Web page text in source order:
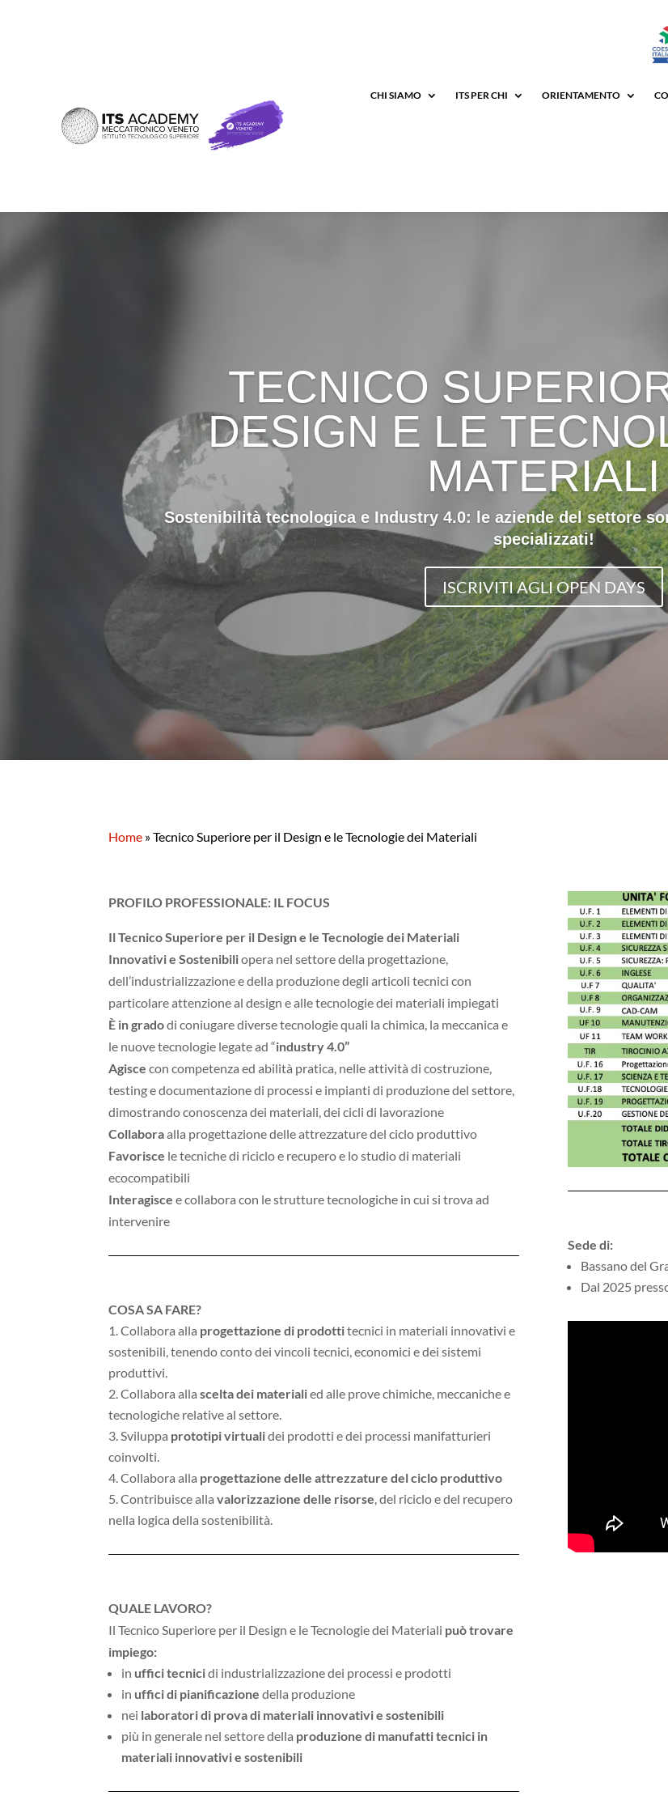
CHI SIAMO ITS PER CHI ORIENTAMENTO
TECNICO
DESIGN E LE
MATERIALI
Sostenibilità tecnologica e Industry 4.0: le aziende del settore
specializzati!
ISCRIVITI AGLI OPEN DAYS
Home »Tecnico Superiore per il Design e le Tecnologie dei Materiali
PROFILO PROFESSIONALE: IL FOCUS
Il Tecnico Superiore per il Design e le Tecnologie dei Materiali
Innovativi e Sostenibiliopera nel settore della progettazione,
dell’industrializzazione e della produzione degli articoli tecnici con
particolare attenzione al design e alle tecnologie dei materiali impiegati
È in gradodi coniugare diverse tecnologie quali la chimica, la meccanica e
le nuove tecnologie legate ad “industry 4.0”
Agisce con competenza ed abilità pratica, nelle attività di costruzione,
testing e documentazione di processi e impianti di produzione del settore,
dimostrando conoscenza dei materiali, dei cicli di lavorazione
Collaboraalla progettazione delle attrezzature del ciclo produttivo
Favorisce le tecniche di riciclo e recupero e lo studio di materiali
ecocompatibili
Interagisce e collabora con le strutture tecnologiche in cui si trova ad
intervenire
COSA SA FARE?
Collabora alla progettazione di prodottitecnici in materiali innovativi e
sostenibili, tenendo conto dei vincoli tecnici, economici e dei sistemi
produttivi.
Collabora alla scelta dei materialied alle prove chimiche, meccaniche e
tecnologiche relative al settore.
Sviluppa prototipi virtualidei prodotti e dei processi manifatturieri
coinvolti.
Collabora alla progettazione delle attrezzature delciclo produttivo
Contribuisce allavalorizzazione delle risorse , del riciclo e del recupero
nella logica della sostenibilità.
QUALE LAVORO?
Il Tecnico Superiore per il Design e le Tecnologie dei Materiali può trovare
impiego:
in uffici tecnicidi industrializzazione dei processi e prodotti
in uffici di pianificazione della produzione
nei laboratori di prova di materiali innovativi e sostenibili
più in generale nel settore della produzione di manufatti tecnici in
materiali innovativi e sostenibili
Sede di:
Bassano del
Dal 2025